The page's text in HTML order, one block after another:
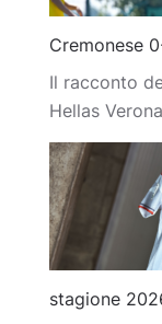
Cremonese
Il racconto
Hellas Verona
stagione